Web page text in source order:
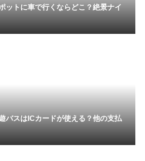
ットに車で行くならどこ？絶景ナイ
バスはICカードが使える？他の支払